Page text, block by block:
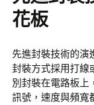
花板
先進封裝技術的演
封裝方式採用打線
別封裝在電路板上
訊號，速度與頻寬